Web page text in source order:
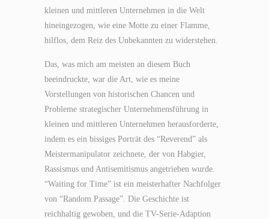
kleinen und mittleren Unternehmen in die Welt
hineingezogen, wie eine Motte zu einer Flamme,
hilflos, dem Reiz des Unbekannten zu widerstehen.
Das, was mich am meisten an diesem Buch
beeindruckte, war die Art, wie es meine
Vorstellungen von historischen Chancen und
Probleme strategischer Unternehmensführung in
kleinen und mittleren Unternehmen herausforderte,
indem es ein bissiges Porträt des “Reverend” als
Meistermanipulator zeichnete, der von Habgier,
Rassismus und Antisemitismus angetrieben wurde.
“Waiting for Time” ist ein meisterhafter Nachfolger
von “Random Passage”. Die Geschichte ist
reichhaltig gewoben, und die TV-Serie-Adaption